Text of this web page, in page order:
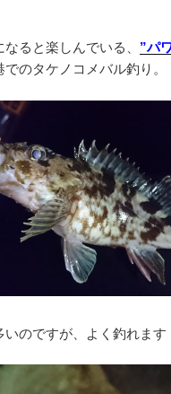
ると楽しんでいる、 ”パ
のタケノコメバル釣り。
のですが、よく釣れます